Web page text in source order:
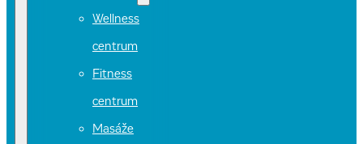
Wellness
centrum
Fitness
centrum
Masáže